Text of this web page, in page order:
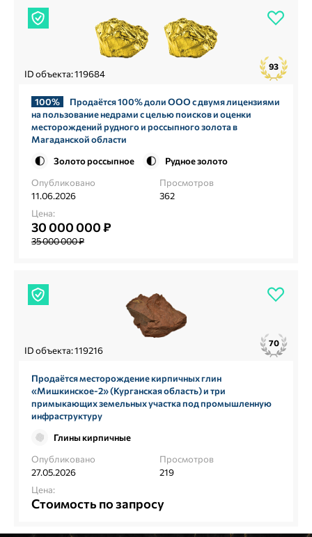
ID объекта: 119684
93
100%
Продаётся 100% доли ООО с двумя лицензиями
на пользование недрами с целью поисков и оценки
месторождений рудного и россыпного золота в
Магаданской области
Золото россыпное
Рудное золото
Опубликовано
11.06.2026
Просмотров
362
Цена:
30 000 000 ₽
35 000 000 ₽
ID объекта: 119216
70
Продаётся месторождение кирпичных глин
«Мишкинское‑2» (Курганская область) и три
примыкающих земельных участка под промышленную
инфраструктуру
Глины кирпичные
Опубликовано
27.05.2026
Просмотров
219
Цена:
Стоимость по запросу